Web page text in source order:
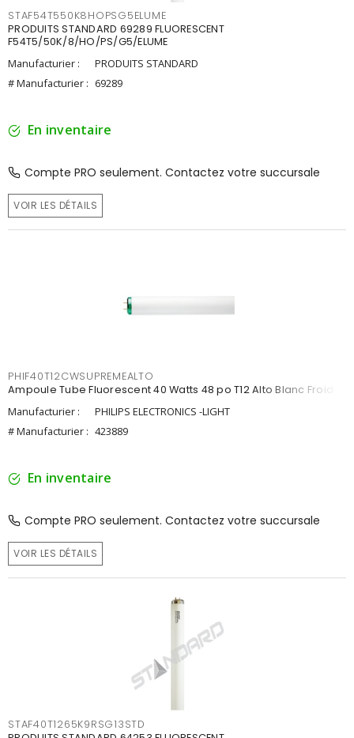
STAF54T550K8HOPSG5ELUME
PRODUITS STANDARD 69289 FLUORESCENT
F54T5/50K/8/HO/PS/G5/ELUME
Manufacturier :
PRODUITS STANDARD
# Manufacturier : 69289
En inventaire
Compte PRO seulement. Contactez votre succursale
VOIR LES DÉTAILS
PHIF40T12CWSUPREMEALTO
Ampoule Tube Fluorescent 40 Watts 48 po T12 Alto Blanc Froid
Manufacturier :
PHILIPS ELECTRONICS -LIGHT
# Manufacturier : 423889
En inventaire
Compte PRO seulement. Contactez votre succursale
VOIR LES DÉTAILS
STAF40T1265K9RSG13STD